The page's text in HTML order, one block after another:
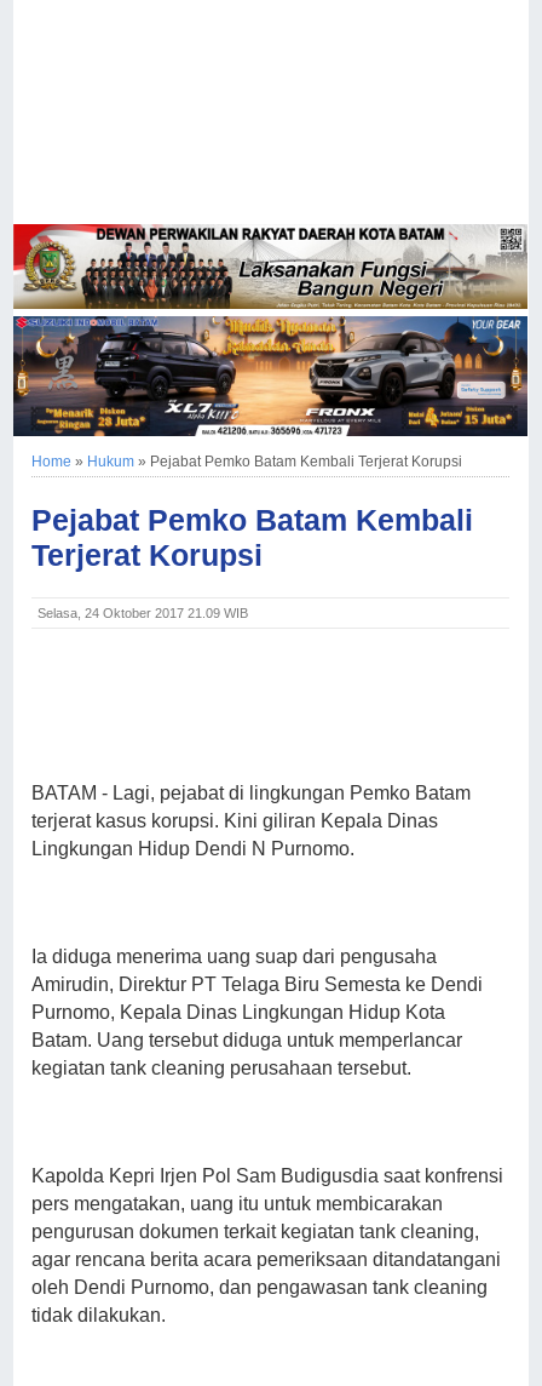
Home » Hukum » Pejabat Pemko Batam Kembali Terjerat Korupsi
Pejabat Pemko Batam Kembali
Terjerat Korupsi
Selasa, 24 Oktober 2017 21.09 WIB
BATAM- Lagi, pejabat di lingkungan Pemko Batam
terjerat kasus korupsi. Kini giliran Kepala Dinas
Lingkungan Hidup Dendi N Purnomo.
Ia diduga menerima uang suap dari pengusaha
Amirudin, Direktur PT Telaga Biru Semesta ke Dendi
Purnomo, Kepala Dinas Lingkungan Hidup Kota
Batam. Uang tersebut diduga untuk memperlancar
kegiatan tank cleaning perusahaan tersebut.
Kapolda Kepri Irjen Pol Sam Budigusdia saat konfrensi
pers mengatakan, uang itu untuk membicarakan
pengurusan dokumen terkait kegiatan tank cleaning,
agar rencana berita acara pemeriksaan ditandatangani
oleh Dendi Purnomo, dan pengawasan tank cleaning
tidak dilakukan.